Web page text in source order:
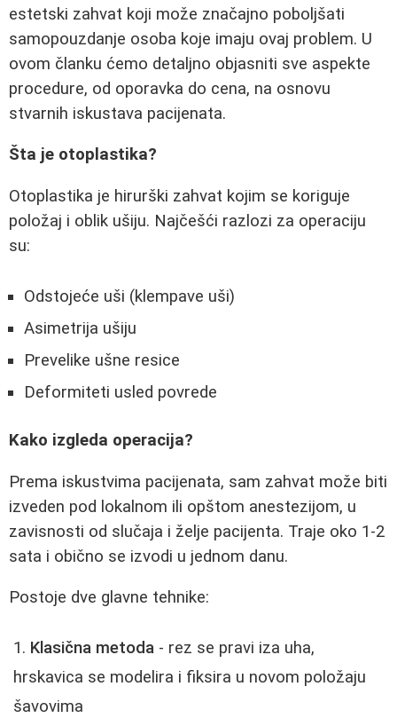
estetski zahvat koji može značajno poboljšati
samopouzdanje osoba koje imaju ovaj problem. U
ovom članku ćemo detaljno objasniti sve aspekte
procedure, od oporavka do cena, na osnovu
stvarnih iskustava pacijenata.
Šta je otoplastika?
Otoplastika je hirurški zahvat kojim se koriguje
položaj i oblik ušiju. Najčešći razlozi za operaciju
su:
Odstojeće uši (klempave uši)
Asimetrija ušiju
Prevelike ušne resice
Deformiteti usled povrede
Kako izgleda operacija?
Prema iskustvima pacijenata, sam zahvat može biti
izveden pod lokalnom ili opštom anestezijom, u
zavisnosti od slučaja i želje pacijenta. Traje oko 1-2
sata i obično se izvodi u jednom danu.
Postoje dve glavne tehnike:
Klasična metoda - rez se pravi iza uha,
hrskavica se modelira i fiksira u novom položaju
šavovima